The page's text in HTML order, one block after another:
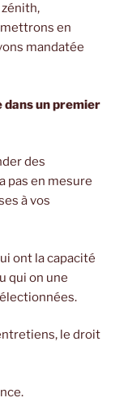
en
mandatée
dans un premier
des
pas en mesure
à vos
ont la capacité
qui on une
le droit